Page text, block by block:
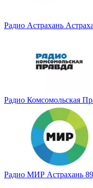
Радио Астрахань
Радио Комсомольская
Радио МИР Астрахань